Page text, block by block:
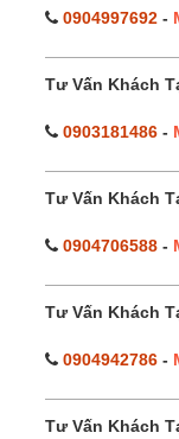
0904997692 -
Tư Vấn Khách
0903181486 -
Tư Vấn Khách
0904706588 -
Tư Vấn Khách
0904942786 -
Tư Vấn Khách